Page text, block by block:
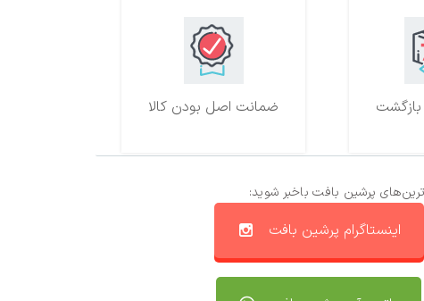
ضمانت اصل بودن کالا
پرشین بافت باخبر شوید:
اینستاگرام پرشین بافت